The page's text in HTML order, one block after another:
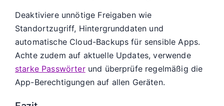
Deaktiviere unnötige Freigaben wie
Standortzugriff, Hintergrunddaten und
automatische Cloud-Backups für sensible Apps.
Achte zudem auf aktuelle Updates, verwende
starke Passwörterund überprüfe regelmäßig die
App-Berechtigungen auf allen Geräten.